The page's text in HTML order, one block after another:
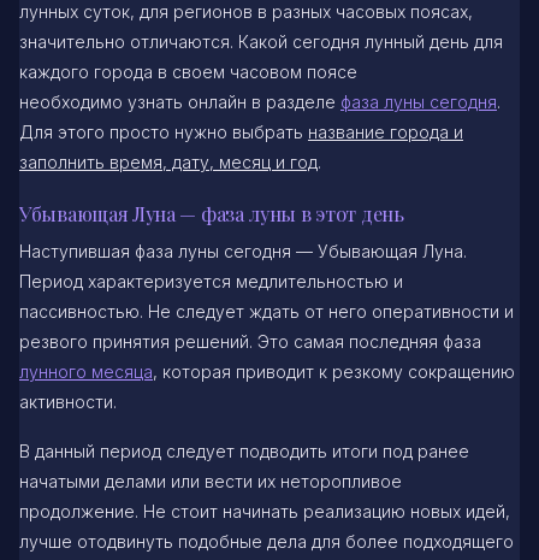
лунных суток, для регионов в разных часовых поясах,
значительно отличаются. Какой сегодня лунный день для
каждого города в своем часовом поясе
необходимо узнать онлайн в разделе фаза луны сегодня.
Для этого просто нужно выбрать название города и
заполнить время, дату, месяц и год.
Убывающая Луна — фаза луны в этот день
Наступившая фаза луны сегодня — Убывающая Луна.
Период характеризуется медлительностью и
пассивностью. Не следует ждать от него оперативности и
резвого принятия решений. Это самая последняя фаза
лунного месяца, которая приводит к резкому сокращению
активности.
В данный период следует подводить итоги под ранее
начатыми делами или вести их неторопливое
продолжение. Не стоит начинать реализацию новых идей,
лучше отодвинуть подобные дела для более подходящего